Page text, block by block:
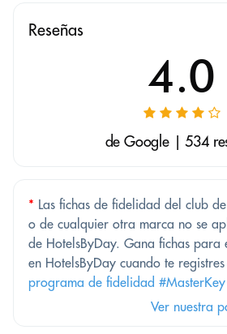
Reseñas
4.0
de Google | 534
* Las fichas de fidelidad del club
o de cualquier otra marca no se
de HotelsByDay. Gana fichas para
en HotelsByDay cuando te
programa de fidelidad #MasterKey
Ver nuestra